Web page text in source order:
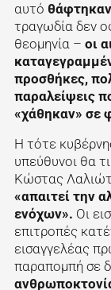
αυτό
τραγωδία δεν
θεομηνία – οι
προσθήκες,
παραλείψεις
«χάθηκαν» σε
Η τότε
υπεύθυνοι θα
Κώστας
«απαιτεί την
ενόχων». Οι
επιτροπές
εισαγγελέας
παραπομπή σε